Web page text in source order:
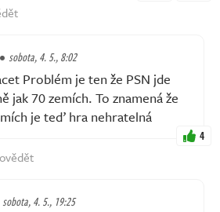
sobota, 4. 5., 8:02
Problém je ten že PSN jde
jak 70 zemích. To znamená že
je teď hra nehratelná
4
sobota, 4. 5., 19:25